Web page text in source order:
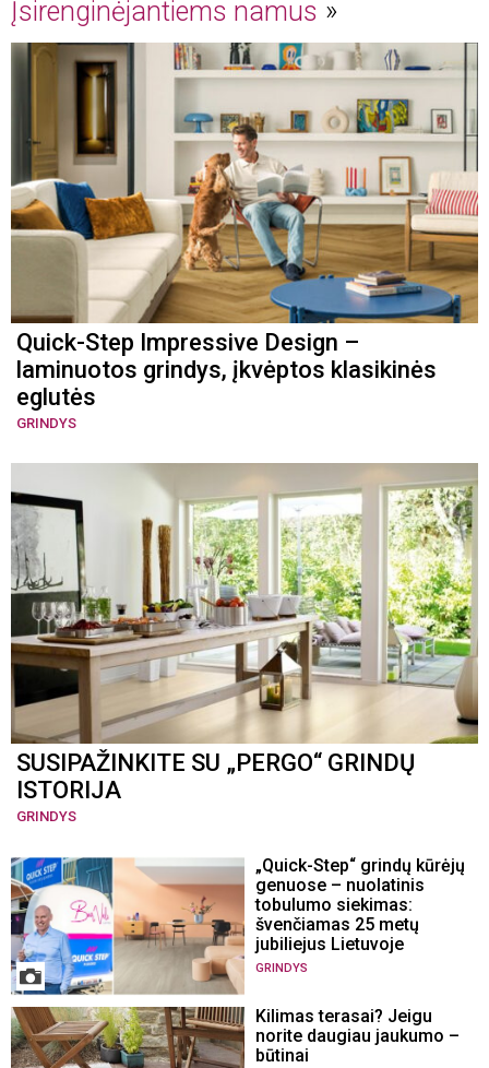
Įsirenginėjantiems namus
Quick-Step Impressive Design –
laminuotos grindys, įkvėptos klasikinės
eglutės
GRINDYS
SUSIPAŽINKITE SU „PERGO“ GRINDŲ
ISTORIJA
GRINDYS
„Quick-Step“ grindų kūrėjų
genuose – nuolatinis
tobulumo siekimas:
švenčiamas 25 metų
jubiliejus Lietuvoje
GRINDYS
Kilimas terasai? Jeigu
norite daugiau jaukumo –
būtinai